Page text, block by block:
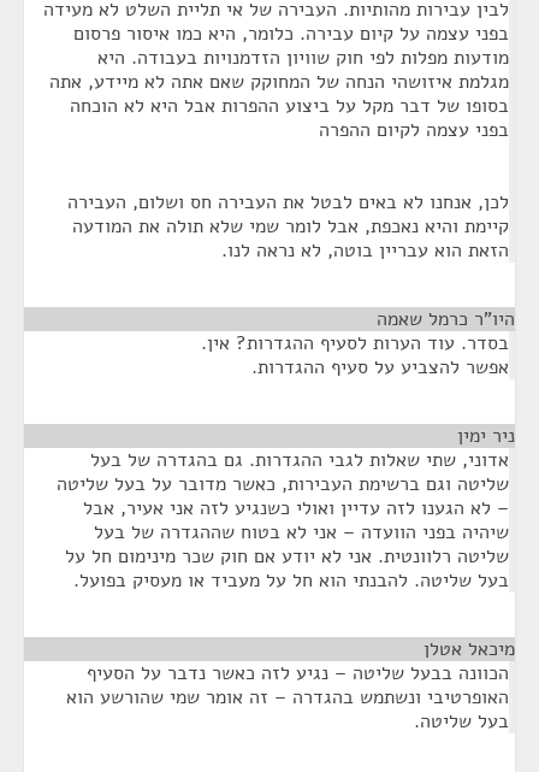
לבין עבירות מהותיות. העבירה של אי תליית השלט לא מעידה
בפני עצמה על קיום עבירה. כלומר, היא כמו איסור פרסום
מודעות מפלות לפי חוק שוויון הזדמנויות בעבודה. היא
מגלמת איזושהי הנחה של המחוקק שאם אתה לא מיידע, אתה
בסופו של דבר מקל על ביצוע ההפרות אבל היא לא הוכחה
בפני עצמה לקיום ההפרה
לכן, אנחנו לא באים לבטל את העבירה חס ושלום, העבירה
קיימת והיא נאכפת, אבל לומר שמי שלא תולה את המודעה
הזאת הוא עבריין בוטה, לא נראה לנו.
היו"ר כרמל שאמה
בסדר. עוד הערות לסעיף ההגדרות? אין.
אפשר להצביע על סעיף ההגדרות.
ניר ימין
אדוני, שתי שאלות לגבי ההגדרות. גם בהגדרה של בעל
שליטה וגם ברשימת העבירות, כאשר מדובר על בעל שליטה
– לא הגענו לזה עדיין ואולי כשנגיע לזה אני אעיר, אבל
שיהיה בפני הוועדה – אני לא בטוח שההגדרה של בעל
שליטה רלוונטית. אני לא יודע אם חוק שכר מינימום חל על
בעל שליטה. להבנתי הוא חל על מעביד או מעסיק בפועל.
מיכאל אטלן
הכוונה בבעל שליטה – נגיע לזה כאשר נדבר על הסעיף
האופרטיבי ונשתמש בהגדרה – זה אומר שמי שהורשע הוא
בעל שליטה.